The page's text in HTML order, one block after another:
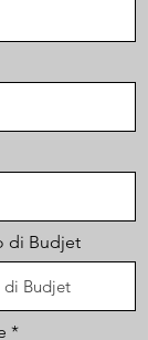
di Budjet